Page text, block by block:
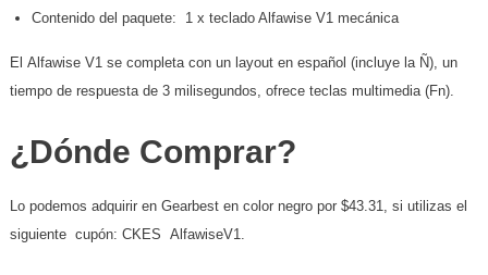
Contenido del paquete: 1 x teclado Alfawise V1 mecánica
El Alfawise V1 se completa con un layout en español (incluye la Ñ), un
tiempo de respuesta de 3 milisegundos, ofrece teclas multimedia (Fn).
¿Dónde Comprar?
Lo podemos adquirir en Gearbest en color negro por $43.31, si utilizas el
siguiente cupón: CKES AlfawiseV1.